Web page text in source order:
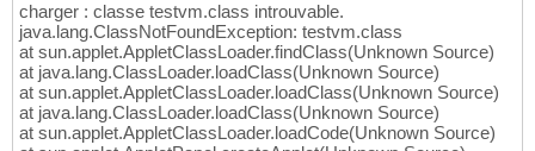
charger : classe testvm.class introuvable.
java.lang.ClassNotFoundException: testvm.class
at sun.applet.AppletClassLoader.findClass(Unknown Source)
at java.lang.ClassLoader.loadClass(Unknown Source)
at sun.applet.AppletClassLoader.loadClass(Unknown Source)
at java.lang.ClassLoader.loadClass(Unknown Source)
at sun.applet.AppletClassLoader.loadCode(Unknown Source)